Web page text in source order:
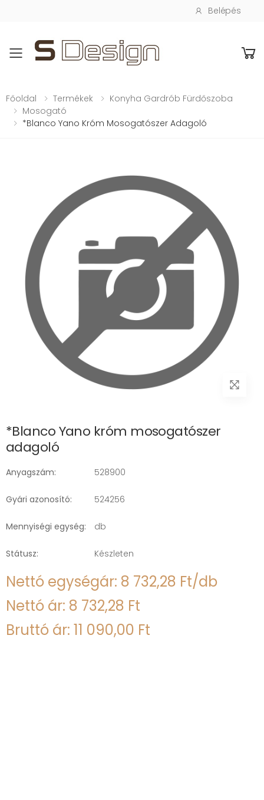
Belépés
Toggle mobile menu
Főoldal Termékek
Konyha Gardrób Fürdőszoba
Mosogató
*Blanco Yano Króm Mosogatószer Adagoló
*Blanco Yano króm mosogatószer
adagoló
Anyagszám: 528900
Gyári azonosító: 524256
Mennyiségi egység: db
Státusz: Készleten
Nettó egységár: 8 732,28 Ft/db
Nettó ár: 8 732,28 Ft
Bruttó ár: 11 090,00 Ft